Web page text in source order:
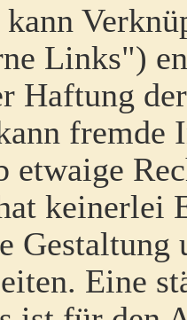
Links")
Haftung
fremde
etwaige
keinerlei
Gestaltung
Eine